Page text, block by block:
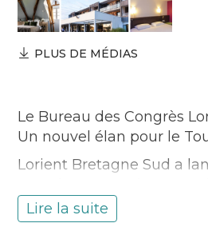
PLUS DE MÉDIAS
Le Bureau des Congrès
Un nouvel élan pour le
Lorient Bretagne Sud a
BtoBreizh. Ce bureau
structurer et de dynamiser
Lire la suite